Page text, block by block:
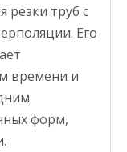
резки труб с
Его
времени и
форм,